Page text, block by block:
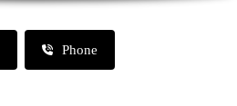
Phone